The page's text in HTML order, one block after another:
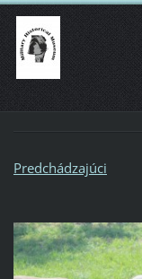
Predchádzajúci